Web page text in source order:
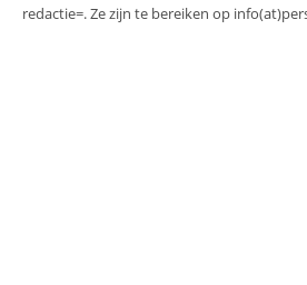
redactie=. Ze zijn te bereiken op